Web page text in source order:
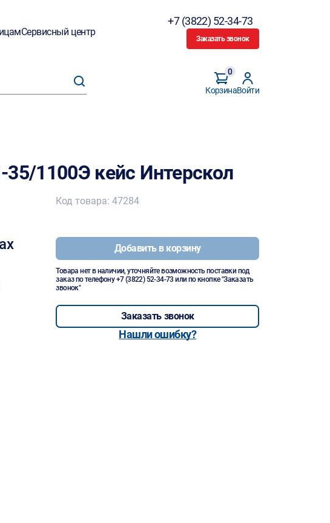
Сервисный центр
+7 (3822) 52-34-73
Заказать звонок
Корзина
0
Войти
1100Э кейс Интерскол
Код товара: 47284
Добавить в корзину
Товара нет в наличии, уточняйте возможность поставки под
заказ по телефону+7 (3822) 52-34-73 или по кнопке "Заказать
звонок"
Заказать звонок
Нашли ошибку?